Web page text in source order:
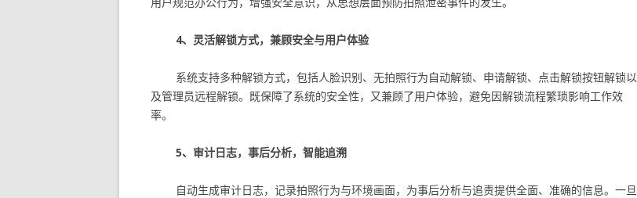
4、灵活解锁方式，兼顾安全与用户体验
系统支持多种解锁方式，包括人脸识别、无拍照行为自动解锁、申请解锁、点击解锁按钮解锁以
及管理员远程解锁。既保障了系统的安全性，又兼顾了用户体验，避免因解锁流程繁琐影响工作效
率。
5、审计日志，事后分析，智能追溯
自动生成审计日志，记录拍照行为与环境画面，为事后分析与追责提供全面、准确的信息。一旦